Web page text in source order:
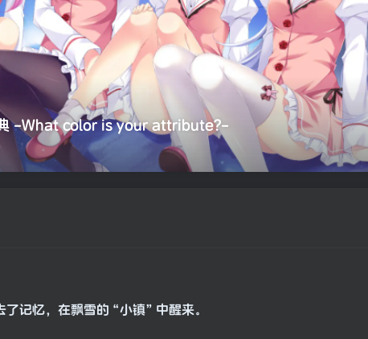
典 -What color is your attribute?-
记忆，在飘雪的“小镇”中醒来。